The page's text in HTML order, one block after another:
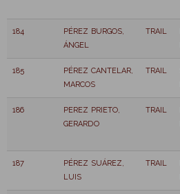
184
PÉREZ BURGOS,
ÁNGEL
TRAIL
185
PÉREZ CANTELAR,
MARCOS
TRAIL
186
PEREZ PRIETO,
GERARDO
TRAIL
187
PÉREZ SUÁREZ,
LUIS
TRAIL